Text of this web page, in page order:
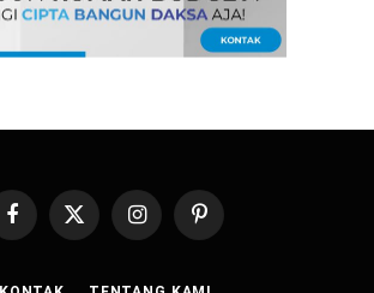
FacebookX
(Twitter)
InstagramPinterest